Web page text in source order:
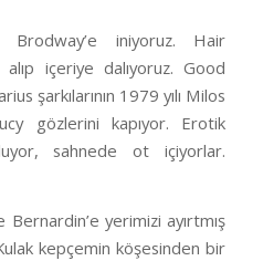
Brodway’e iniyoruz. Hair
içeriye dalıyoruz. Good
şarkılarının 1979 yılı Milos
gözlerini kapıyor. Erotik
sahnede ot içiyorlar.
yerimizi ayırtmış
kepçemin köşesinden bir